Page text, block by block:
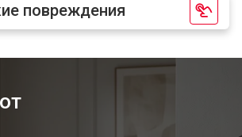
повреждения